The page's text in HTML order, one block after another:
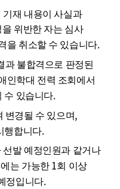
기재 내용이 사실과
위반한 자는 심사
을 취소할 수 있습니다.
과 불합격으로 판정된
인학대 전력 조회에서
수 있습니다.
변경될 수 있으며,
행합니다.
발 예정인원과 같거나
에는 가능한 1회 이상
정입니다.